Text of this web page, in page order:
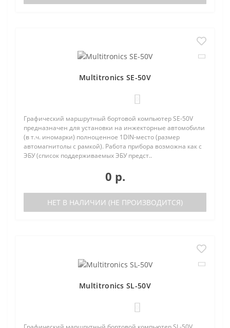
Multitronics SE-50V
Графический маршрутный бортовой компьютер SE-50V
предназначен для установки на инжекторные автомобили
(в т.ч. иномарки) полноценное 1DIN-место (размер
автомагнитолы с рамкой). Работа прибора возможна как с
ЭБУ (список поддерживаемых ЭБУ предст..
0 р.
НЕТ В НАЛИЧИИ (НЕ ПРОИЗВОДИТСЯ)
Multitronics SL-50V